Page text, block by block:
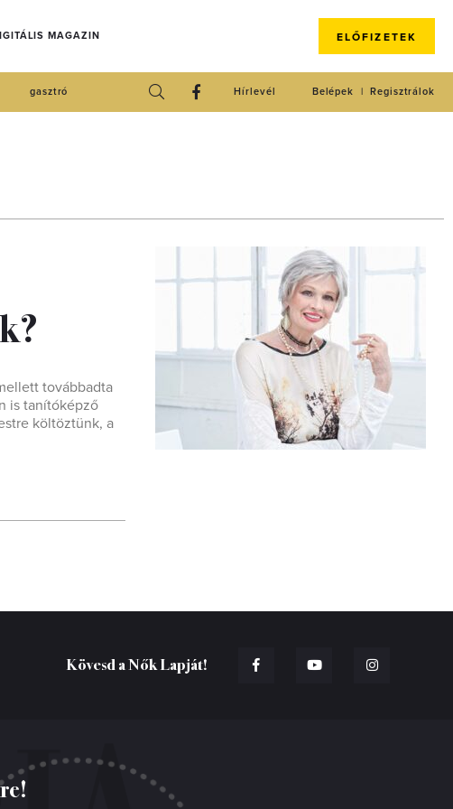
MAGAZIN ELŐFIZETEK
gasztró Regisztrálok
Belépek
Hírlevél
továbbadta
is tanítóképző
költöztünk, a
Kövesd a Nők Lapját!